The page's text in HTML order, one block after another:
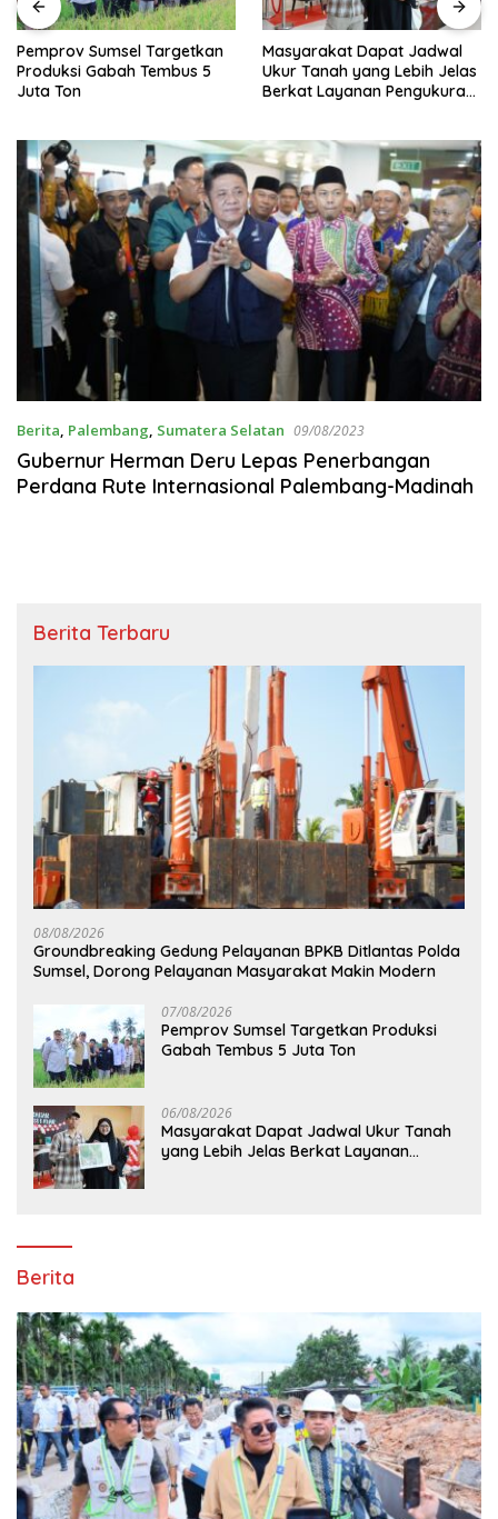
Pemprov Sumsel Targetkan
Produksi Gabah Tembus 5
Juta Ton
Masyarakat Dapat Jadwal
Ukur Tanah yang Lebih Jelas
Berkat Layanan Pengukuran
Berita, Palembang, Sumatera Selatan 09/08/2023
Gubernur Herman Deru Lepas Penerbangan
Perdana Rute Internasional Palembang-Madinah
Berita Terbaru
08/08/2026
Groundbreaking Gedung Pelayanan BPKB Ditlantas Polda
Sumsel, Dorong Pelayanan Masyarakat Makin Modern
07/08/2026
Pemprov Sumsel Targetkan Produksi
Gabah Tembus 5 Juta Ton
06/08/2026
Masyarakat Dapat Jadwal Ukur Tanah
yang Lebih Jelas Berkat Layanan
Berita